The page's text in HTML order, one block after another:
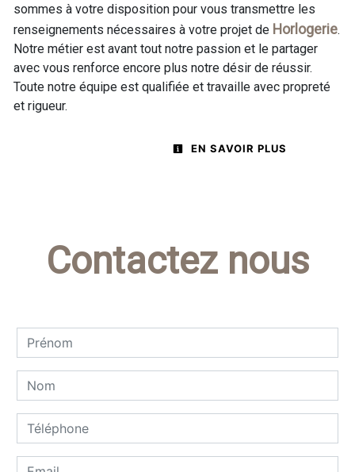
sommes à votre disposition pour vous transmettre les
renseignements nécessaires à votre projet de Horlogerie.
Notre métier est avant tout notre passion et le partager
avec vous renforce encore plus notre désir de réussir.
Toute notre équipe est qualifiée et travaille avec propreté
et rigueur.
EN SAVOIR PLUS
Contactez nous